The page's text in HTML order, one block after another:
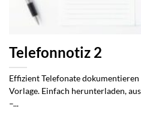
Telefonnotiz 2
Effizient Telefonate
Vorlage. Einfach herunterladen,
–...